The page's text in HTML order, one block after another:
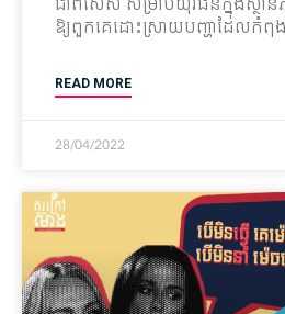
ឱ្យ​ពួក​គេ​ដោះស្រាយ​បញ្ហា​ដែល​កំ
READ MORE
28/04/2022